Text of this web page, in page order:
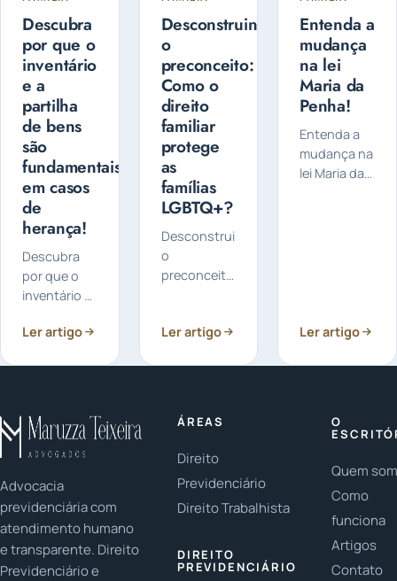
Descubra
por que o
inventário
e a
partilha
de bens
são
fundamentais
em casos
de
herança!
Descubra
por que o
inventário e
bens são
Você já
parou para
pensar na
Ler artigo
Desconstruindo
o
preconceito:
Como o
direito
familiar
protege
as
famílias
LGBTQ+?
Desconstruindo
o
preconceito:
familiar
famílias
LGBTQ+ têm
conquistado...
Ler artigo
Entenda a
mudança
na lei
Maria da
Penha!
Entenda a
mudança na
lei Maria da
Penha (Lei
Ler artigo
Advocacia
previdenciária com
atendimento humano
e transparente. Direito
Previdenciário e
ÁREAS
Direito
Previdenciário
Direito Trabalhista
DIREITO
PREVIDENCIÁRIO
O
Quem
Como
funciona
Artigos
Contato